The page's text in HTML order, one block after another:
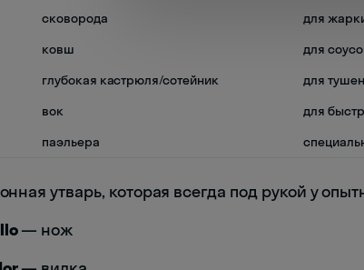
сковорода
для
ковш
для
глубокая кастрюля/сотейник
для
вок
для
паэльера
утварь, которая всегда под рукой у
— нож